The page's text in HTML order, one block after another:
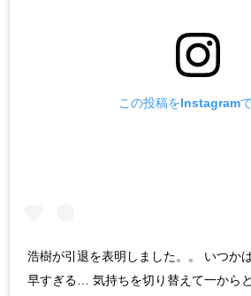
この投稿をInstagram
浩樹が引退を表明しました。。 いつか
早すぎる… 気持ちを切り替えて一から